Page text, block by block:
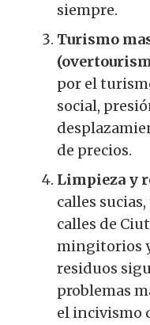
siempre.
Turismo
por el
social,
de precios.
Limpieza y
calles
calles de
mingitorios
residuos
problemas
el incivismo